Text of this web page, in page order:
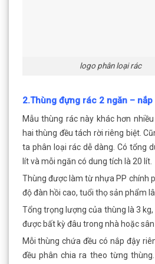
logo phân loại rác
2.Thùng đựng rác 2 ngăn – nắp
Mẫu thùng rác này khác hơn
hai thùng đều tách rời riêng biệt.
ta phân loại rác dễ dàng. Có tổng
lít và mỗi ngăn có dung tích là 20 lít.
Thùng được làm từ nhựa PP chính
độ đàn hồi cao, tuổi thọ sản phẩm
Tổng trọng lượng của thùng là 3
được bất kỳ đâu trong nhà hoặc sân
Mỗi thùng chứa đều có nắp đậy
đều phân chia ra theo từng